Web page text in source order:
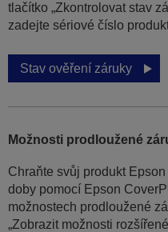
tlačítko „Zkontrolovat stav
zadejte sériové číslo
Stav ověření záruky
Možnosti prodloužené
Chraňte svůj produkt
doby pomocí Epson
možnostech prodloužené
„Zobrazit možnosti